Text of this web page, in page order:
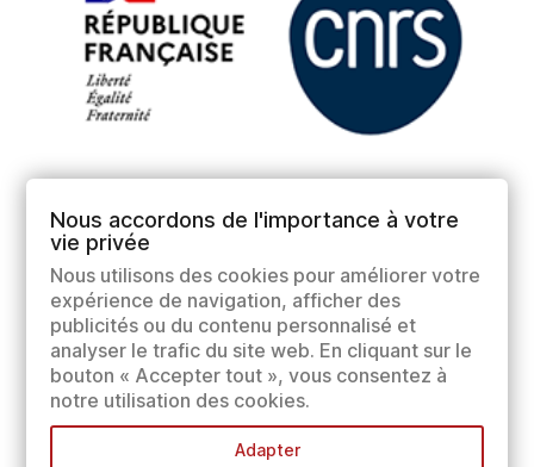
Nous accordons de l'importance à votre
vie privée
Nous utilisons des cookies pour améliorer votre
expérience de navigation, afficher des
publicités ou du contenu personnalisé et
analyser le trafic du site web. En cliquant sur le
bouton « Accepter tout », vous consentez à
notre utilisation des cookies.
Adapter